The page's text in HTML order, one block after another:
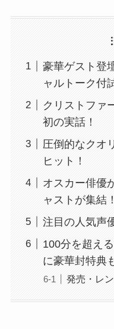
豪華ゲスト登
ャルトーク付
クリストファ
初の実話！
圧倒的なクオ
ヒット！
オスカー俳優
ャストが集結！
注目の人気声
100分を超え
に豪華封特典
発売・レ